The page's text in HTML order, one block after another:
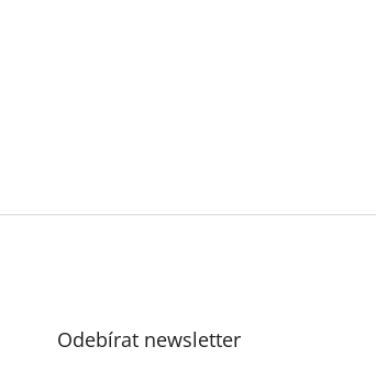
Odebírat newsletter